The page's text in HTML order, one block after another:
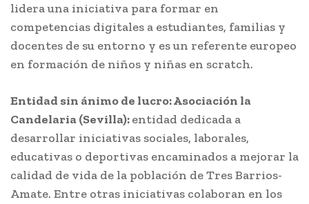
lidera una iniciativa para formar en
competencias digitales a estudiantes, familias y
docentes de su entorno y es un referente europeo
en formación de niños y niñas en scratch.
Entidad sin ánimo de lucro: Asociación la
Candelaria (Sevilla):entidad dedicada a
desarrollar iniciativas sociales, laborales,
educativas o deportivas encaminados a mejorar la
calidad de vida de la población de Tres Barrios-
Amate. Entre otras iniciativas colaboran en los